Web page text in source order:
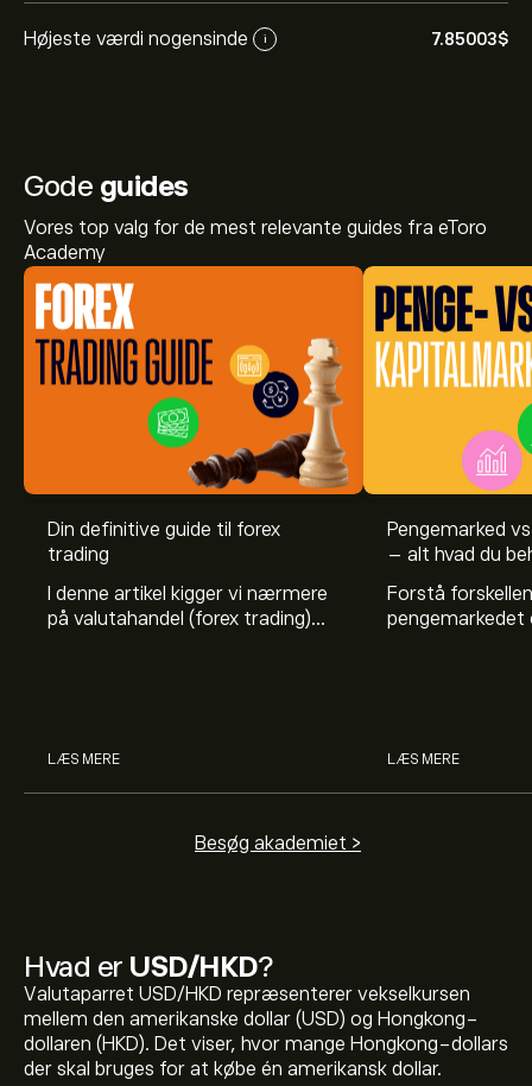
Højeste værdi nogensinde i 7.85003‎$‎
Hvad er USD/HKD?
Valutaparret USD/HKD repræsenterer vekselkursen
mellem den amerikanske dollar (USD) og Hongkong-
dollaren (HKD). Det viser, hvor mange Hongkong-dollars
der skal bruges for at købe én amerikansk dollar.
Gode guides
Vores top valg for de mest relevante guides fra eToro
Academy
Din definitive guide til forex
trading
I denne artikel kigger vi nærmere
på valutahandel (forex trading)
LÆS MERE
Pengemarked
– alt hvad du
Forstå
pengemarkedet
LÆS MERE
Besøg akademiet >
Den aktuelle pris på USDHKD er 7.84490‎$‎ USD